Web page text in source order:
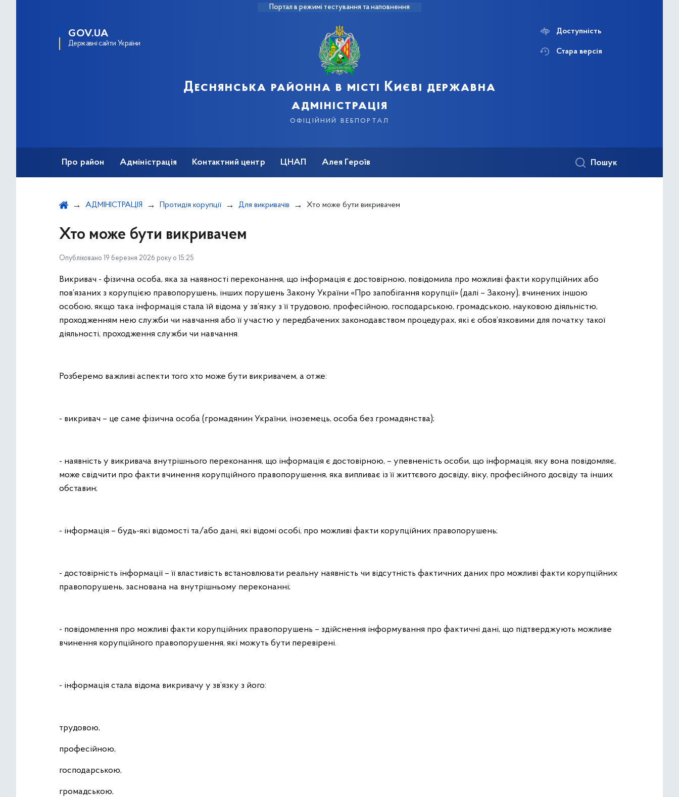
Портал в режимі тестування та наповнення
GOV.UA
Державні сайти України
Деснянська районна в місті Києві державна
адміністрація
офіційний вебпортал
Доступність
Стара версія
Про район Адміністрація Контактний центр ЦНАП Алея Героїв Пошук
АДМІНІСТРАЦІЯ Протидія корупції Для викривачів Хто може бути викривачем
Хто може бути викривачем
Опубліковано 19 березня 2026 року о 15:25
Викривач - фізична особа, яка за наявності переконання, що інформація є достовірною, повідомила про можливі факти корупційних або
пов’язаних з корупцією правопорушень, інших порушень Закону України «Про запобігання корупції» (далі – Закону), вчинених іншою
особою, якщо така інформація стала їй відома у зв’язку з її трудовою, професійною, господарською, громадською, науковою діяльністю,
проходженням нею служби чи навчання або її участю у передбачених законодавством процедурах, які є обов’язковими для початку такої
діяльності, проходження служби чи навчання.
Розберемо важливі аспекти того хто може бути викривачем, а отже:
- викривач – це саме фізична особа (громадянин України, іноземець, особа без громадянства);
- наявність у викривача внутрішнього переконання, що інформація є достовірною, – упевненість особи, що інформація, яку вона повідомляє,
може свідчити про факти вчинення корупційного правопорушення, яка випливає із її життєвого досвіду, віку, професійного досвіду та інших
обставин;
- інформація – будь-які відомості та/або дані, які відомі особі, про можливі факти корупційних правопорушень;
- достовірність інформації – її властивість встановлювати реальну наявність чи відсутність фактичних даних про можливі факти корупційних
правопорушень, заснована на внутрішньому переконанні;
- повідомлення про можливі факти корупційних правопорушень – здійснення інформування про фактичні дані, що підтверджують можливе
вчинення корупційного правопорушення, які можуть бути перевірені.
- інформація стала відома викривачу у зв’язку з його:
трудовою,
професійною,
господарською,
громадською,